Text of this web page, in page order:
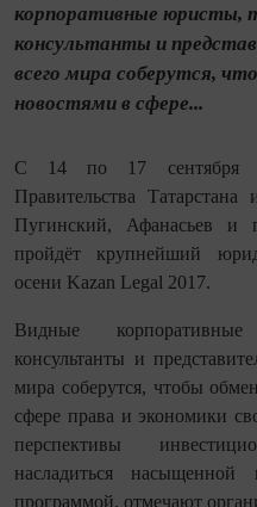
корпоративные юристы,
консультанты и
всего мира соберутся,
новостями в сфере...
С 14 по 17 сентября
Правительства
Пугинский, Афанасьев и
пройдёт крупнейший
осени Kazan Legal 2017.
Видные
консультанты и
мира соберутся, чтобы
сфере права и экономики
перспективы
насладиться насыщенной
программой, отмечают